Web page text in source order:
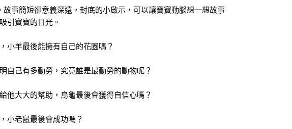
簡短卻意義深遠，封底的小啟示，可以讓寶寶動腦想一想故事
引寶寶的目光。
小羊最後能擁有自己的花園嗎？
自己有多勤勞，究竟誰是最勤勞的動物呢？
他大大的幫助，烏龜最後會獲得自信心嗎？
小老鼠最後會成功嗎？